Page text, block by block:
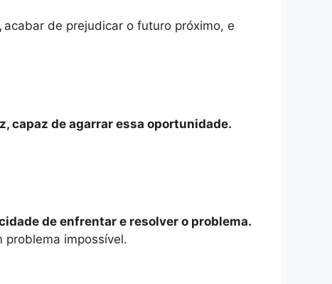
acabar de prejudicar o futuro próximo, e
capaz de agarrar essa oportunidade.
de enfrentar e resolver o problema.
problema impossível.